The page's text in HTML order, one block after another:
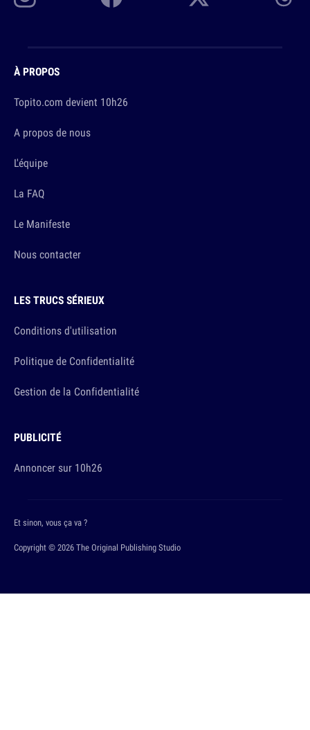
À PROPOS
Topito.com devient 10h26
A propos de nous
L'équipe
La FAQ
Le Manifeste
Nous contacter
LES TRUCS SÉRIEUX
Conditions d'utilisation
Politique de Confidentialité
Gestion de la Confidentialité
PUBLICITÉ
Annoncer sur 10h26
Copyright © 2026 The Original Publishing Studio
Et sinon, vous ça va ?